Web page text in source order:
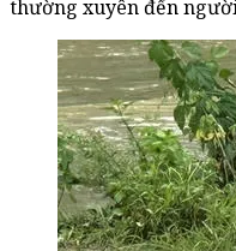
thường xuyên đến